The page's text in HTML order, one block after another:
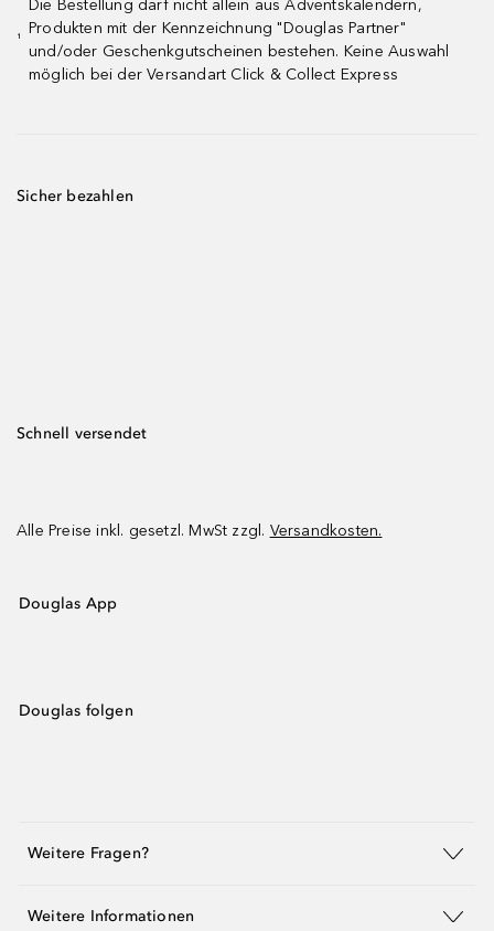
¹
Die Bestellung darf nicht allein aus Adventskalendern,
Produkten mit der Kennzeichnung "Douglas Partner"
und/oder Geschenkgutscheinen bestehen. Keine Auswahl
möglich bei der Versandart Click & Collect Express
Sicher bezahlen
Schnell versendet
Alle Preise inkl. gesetzl. MwSt zzgl. Versandkosten.
Douglas App
Douglas folgen
Weitere Fragen?
Weitere Informationen